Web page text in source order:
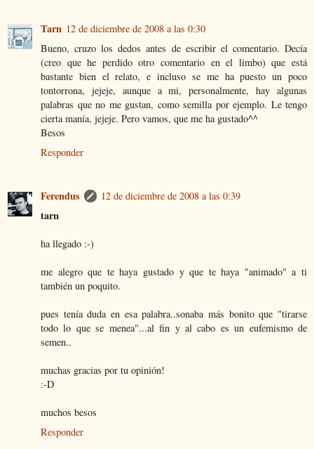
Tarn 12 de diciembre de 2008 a las 0:30
Bueno, cruzo los dedos antes de escribir el comentario. Decía
(creo que he perdido otro comentario en el limbo) que está
bastante bien el relato, e incluso se me ha puesto un poco
tontorrona, jejeje, aunque a mi, personalmente, hay algunas
palabras que no me gustan, como semilla por ejemplo. Le tengo
cierta manía, jejeje. Pero vamos, que me ha gustado^^
Besos
Responder
Ferendus 12 de diciembre de 2008 a las 0:39
tarn
ha llegado :-)
me alegro que te haya gustado y que te haya "animado" a ti
también un poquito.
pues tenía duda en esa palabra..sonaba más bonito que "tirarse
todo lo que se menea"...al fin y al cabo es un eufemismo de
semen..
muchas gracias por tu opinión!
:-D
muchos besos
Responder